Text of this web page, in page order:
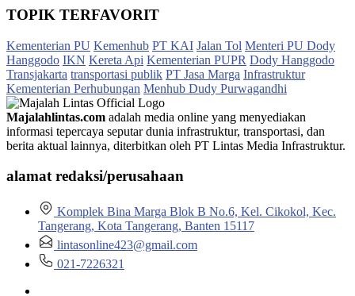
TOPIK TERFAVORIT
Kementerian PU Kemenhub PT KAI Jalan Tol Menteri PU Dody
Hanggodo IKN Kereta Api Kementerian PUPR Dody Hanggodo
Transjakarta transportasi publik PT Jasa Marga Infrastruktur
Kementerian Perhubungan Menhub Dudy Purwagandhi
Majalahlintas.com adalah media online yang menyediakan
informasi tepercaya seputar dunia infrastruktur, transportasi, dan
berita aktual lainnya, diterbitkan oleh PT Lintas Media Infrastruktur.
alamat redaksi/perusahaan
Komplek Bina Marga Blok B No.6, Kel. Cikokol, Kec.
Tangerang, Kota Tangerang, Banten 15117
lintasonline423@gmail.com
021-7226321